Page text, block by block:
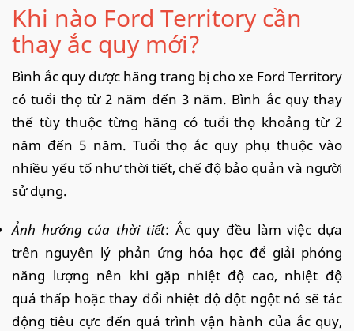
Khi nào Ford Territory cần
thay ắc quy mới?
Bình ắc quy được hãng trang bị cho xe Ford Territory
có tuổi thọ từ 2 năm đến 3 năm. Bình ắc quy thay
thế tùy thuộc từng hãng có tuổi thọ khoảng từ 2
năm đến 5 năm. Tuổi thọ ắc quy phụ thuộc vào
nhiều yếu tố như thời tiết, chế độ bảo quản và người
sử dụng.
Ảnh hưởng của thời tiết: Ắc quy đều làm việc dựa
trên nguyên lý phản ứng hóa học để giải phóng
năng lượng nên khi gặp nhiệt độ cao, nhiệt độ
quá thấp hoặc thay đổi nhiệt độ đột ngột nó sẽ tác
động tiêu cực đến quá trình vận hành của ắc quy,